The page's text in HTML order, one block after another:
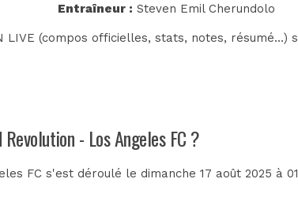
Entraîneur : Steven Emil Cherundolo
(compos officielles, stats, notes, résumé...)
- Los Angeles FC ?
FC s'est déroulé le dimanche 17 août 2025 à